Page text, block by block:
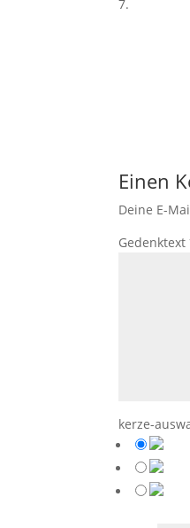
Einen
Deine E-
Gedenktext
kerze-